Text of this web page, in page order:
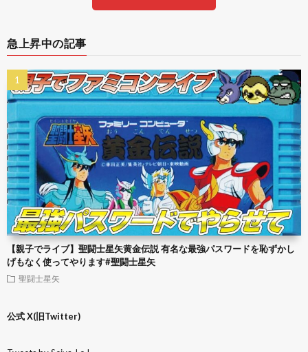
急上昇中の記事
【親子でライブ】聖闘士星矢黄金伝説 有名な最強パスワードを恥ずかし
げもなく使ってやります#聖闘士星矢
聖闘士星矢
公式 X(旧Twitter)